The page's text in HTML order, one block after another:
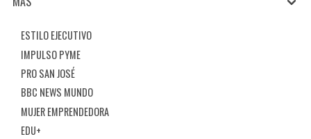
ESTILO EJECUTIVO
IMPULSO PYME
PRO SAN JOSÉ
BBC NEWS MUNDO
MUJER EMPRENDEDORA
EDU+